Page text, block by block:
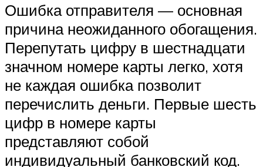
Ошибка отправителя — основная
причина неожиданного обогащения.
Перепутать цифру в шестнадцати
значном номере карты легко, хотя
не каждая ошибка позволит
перечислить деньги. Первые шесть
цифр в номере карты
представляют собой
индивидуальный банковский код.